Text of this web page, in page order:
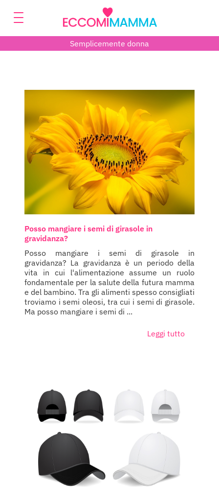
Semplicemente donna
Posso mangiare i semi di girasole in
gravidanza?
Posso mangiare i semi di girasole in
gravidanza? La gravidanza è un periodo della
vita in cui l'alimentazione assume un ruolo
fondamentale per la salute della futura mamma
e del bambino. Tra gli alimenti spesso consigliati
troviamo i semi oleosi, tra cui i semi di girasole.
Ma posso mangiare i semi di ...
Leggi tutto